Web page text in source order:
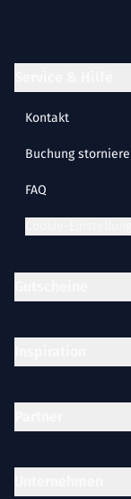
Kontakt
Buchung
FAQ